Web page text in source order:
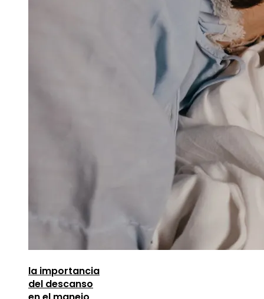
la importancia
del descanso